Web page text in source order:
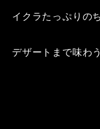
イクラたっぷりの
デザートまで味わ